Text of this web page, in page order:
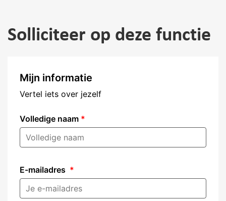
Solliciteer op deze functie